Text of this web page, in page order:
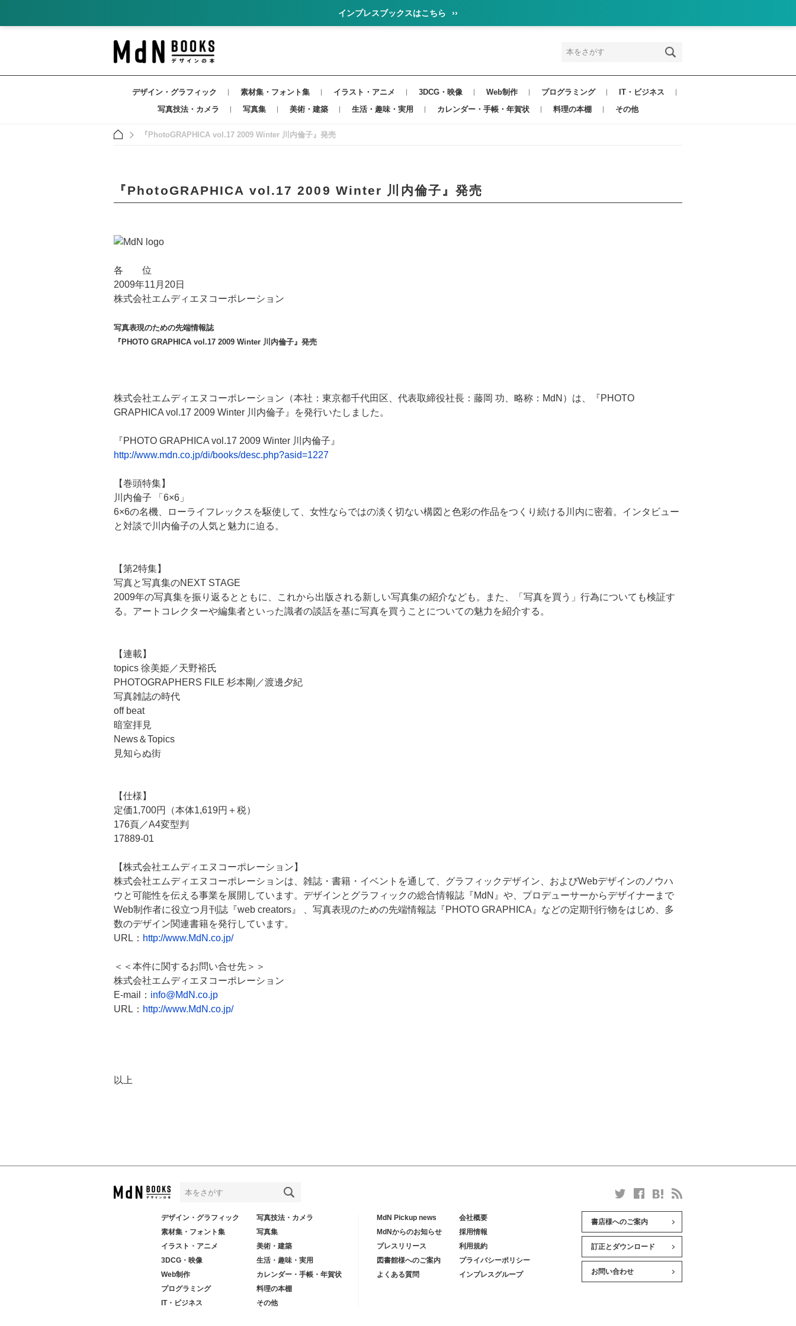
インプレスブックスはこちら ››
デザイン・グラフィック 素材集・フォント集 イラスト・アニメ 3DCG・映像 Web制作 プログラミング
IT・ビジネス
写真技法・カメラ
写真集 美術・建築 生活・趣味・実用 カレンダー・手帳・年賀状 料理の本棚 その他
『PhotoGRAPHICA vol.17 2009 Winter 川内倫子』発売
『PhotoGRAPHICA vol.17 2009 Winter 川内倫子』発売
各 位
2009年11月20日
株式会社エムディエヌコーポレーション
写真表現のための先端情報誌
『PHOTO GRAPHICA vol.17 2009 Winter 川内倫子』発売
株式会社エムディエヌコーポレーション（本社：東京都千代田区、代表取締役社長：藤岡 功、略称：MdN）は、『PHOTO
GRAPHICA vol.17 2009 Winter 川内倫子』を発行いたしました。
『PHOTO GRAPHICA vol.17 2009 Winter 川内倫子』
http://www.mdn.co.jp/di/books/desc.php?asid=1227
【巻頭特集】
川内倫子 「6×6」
6×6の名機、ローライフレックスを駆使して、女性ならではの淡く切ない構図と色彩の作品をつくり続ける川内に密着。インタビュー
と対談で川内倫子の人気と魅力に迫る。
【第2特集】
写真と写真集のNEXT STAGE
2009年の写真集を振り返るとともに、これから出版される新しい写真集の紹介なども。また、「写真を買う」行為についても検証す
る。アートコレクターや編集者といった識者の談話を基に写真を買うことについての魅力を紹介する。
【連載】
topics 徐美姫／天野裕氏
PHOTOGRAPHERS FILE 杉本剛／渡邊夕紀
写真雑誌の時代
off beat
暗室拝見
News＆Topics
見知らぬ街
【仕様】
定価1,700円（本体1,619円＋税）
176頁／A4変型判
17889-01
【株式会社エムディエヌコーポレーション】
株式会社エムディエヌコーポレーションは、雑誌・書籍・イベントを通して、グラフィックデザイン、およびWebデザインのノウハ
ウと可能性を伝える事業を展開しています。デザインとグラフィックの総合情報誌『MdN』や、プロデューサーからデザイナーまで
Web制作者に役立つ月刊誌『web creators』 、写真表現のための先端情報誌『PHOTO GRAPHICA』などの定期刊行物をはじめ、多
数のデザイン関連書籍を発行しています。
URL： http://www.MdN.co.jp/
＜＜本件に関するお問い合せ先＞＞
株式会社エムディエヌコーポレーション
E-mail： info@MdN.co.jp
URL： http://www.MdN.co.jp/
以上
デザイン・グラフィック
素材集・フォント集
イラスト・アニメ
3DCG・映像
Web制作
プログラミング
IT・ビジネス
写真技法・カメラ
写真集
美術・建築
生活・趣味・実用
カレンダー・手帳・年賀状
料理の本棚
その他
MdN Pickup news
MdNからのお知らせ
プレスリリース
図書館様へのご案内
よくある質問
会社概要
採用情報
利用規約
プライバシーポリシー
インプレスグループ
書店様へのご案内
訂正とダウンロード
お問い合わせ